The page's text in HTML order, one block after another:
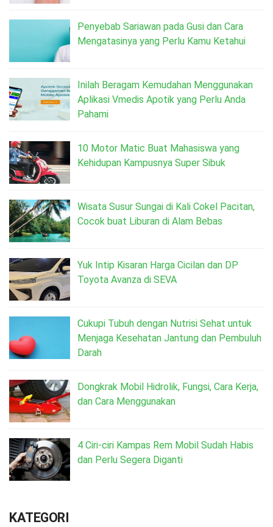
Penyebab Sariawan pada Gusi dan Cara
Mengatasinya yang Perlu Kamu Ketahui
Inilah Beragam Kemudahan Menggunakan
Aplikasi Vmedis Apotik yang Perlu Anda
Pahami
10 Motor Matic Buat Mahasiswa yang
Kehidupan Kampusnya Super Sibuk
Wisata Susur Sungai di Kali Cokel Pacitan,
Cocok buat Liburan di Alam Bebas
Yuk Intip Kisaran Harga Cicilan dan DP
Toyota Avanza di SEVA
Cukupi Tubuh dengan Nutrisi Sehat untuk
Menjaga Kesehatan Jantung dan Pembuluh
Darah
Dongkrak Mobil Hidrolik, Fungsi, Cara Kerja,
dan Cara Menggunakan
4 Ciri-ciri Kampas Rem Mobil Sudah Habis
dan Perlu Segera Diganti
KATEGORI